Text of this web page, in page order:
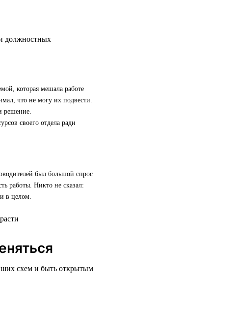
должностных
которая мешала работе
что не могу их подвести.
решение.
своего отдела ради
был большой спрос
работы. Никто не сказал:
в целом.
схем и быть открытым